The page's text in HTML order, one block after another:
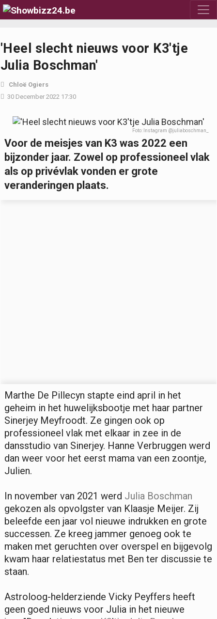
'Heel slecht nieuws voor K3'tje
Julia Boschman'
Chloë Ogiers
30 December 2022 17:30
Foto: Instagram @juliaboschman_
Voor de meisjes van K3 was 2022 een
bijzonder jaar. Zowel op professioneel vlak
als op privévlak vonden er grote
veranderingen plaats.
Marthe De Pillecyn stapte eind april in het
geheim in het huwelijksbootje met haar partner
Sinerjey Meyfroodt. Ze gingen ook op
professioneel vlak met elkaar in zee in de
dansstudio van Sinerjey. Hanne Verbruggen werd
dan weer voor het eerst mama van een zoontje,
Julien.
In november van 2021 werd Julia Boschman
gekozen als opvolgster van Klaasje Meijer. Zij
beleefde een jaar vol nieuwe indrukken en grote
successen. Ze kreeg jammer genoeg ook te
maken met geruchten over overspel en bijgevolg
kwam haar relatiestatus met Ben ter discussie te
staan.
Astroloog-helderziende Vicky Peyffers heeft
geen goed nieuws voor Julia in het nieuwe